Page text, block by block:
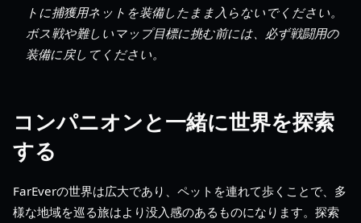
トに捕獲用ネットを装備したまま入らないでください。
ボス戦や難しいマップ目標に挑む前には、必ず戦闘用の
装備に戻してください。
コンパニオンと一緒に世界を探索
する
FarEverの世界は広大であり、ペットを連れて歩くことで、多
様な地域を巡る旅はより没入感のあるものになります。探索